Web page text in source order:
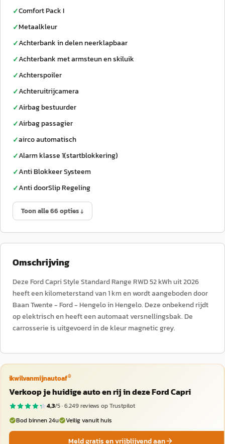
✓Comfort Pack I
✓Metaalkleur
✓Achterbank in delen neerklapbaar
✓Achterbank met armsteun en skiluik
✓Achterspoiler
✓Achteruitrijcamera
✓Airbag bestuurder
✓Airbag passagier
✓airco automatisch
✓Alarm klasse 1(startblokkering)
✓Anti Blokkeer Systeem
✓Anti doorSlip Regeling
Toon alle 66 opties ↓
Omschrijving
Deze Ford Capri Style Standard Range RWD 52 kWh uit 2026
heeft een kilometerstand van 1 km en wordt aangeboden door
Baan Twente - Ford - Hengelo in Hengelo. Deze onbekend rijdt
op elektrisch en heeft een automaat versnellingsbak. De
carrosserie is uitgevoerd in de kleur magnetic grey.
ikwilvanmijnautoaf®
Verkoop je huidige auto en rij in deze Ford Capri
4,3/5 ·6.249reviews op Trustpilot
Bod binnen 24u
Veilig vanuit huis
Meld gratis en vrijblijvend aan